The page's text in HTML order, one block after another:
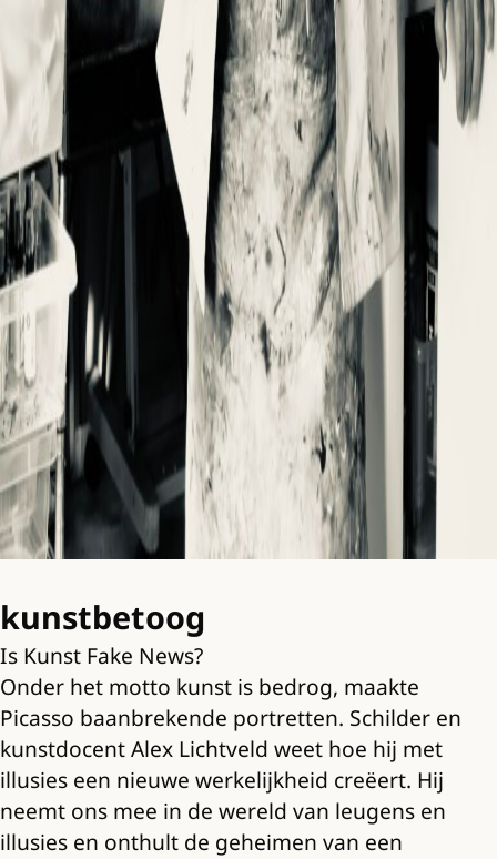
kunstbetoog
Is Kunst Fake News?
Onder het motto kunst is bedrog, maakte
Picasso baanbrekende portretten. Schilder en
kunstdocent Alex Lichtveld weet hoe hij met
illusies een nieuwe werkelijkheid creëert. Hij
neemt ons mee in de wereld van leugens en
illusies en onthult de geheimen van een